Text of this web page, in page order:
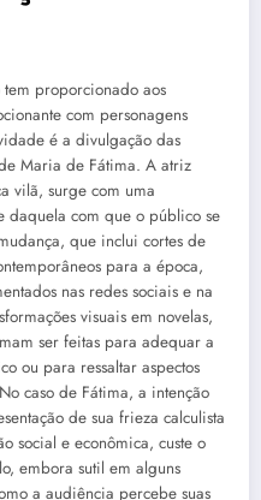
proporcionado aos
com personagens
é a divulgação das
Maria de Fátima. A atriz
vilã, surge com uma
daquela com que o público se
que inclui cortes de
para a época,
nas redes sociais e na
visuais em novelas,
ser feitas para adequar a
ou para ressaltar aspectos
caso de Fátima, a intenção
de sua frieza calculista
social e econômica, custe o
embora sutil em alguns
a audiência percebe suas